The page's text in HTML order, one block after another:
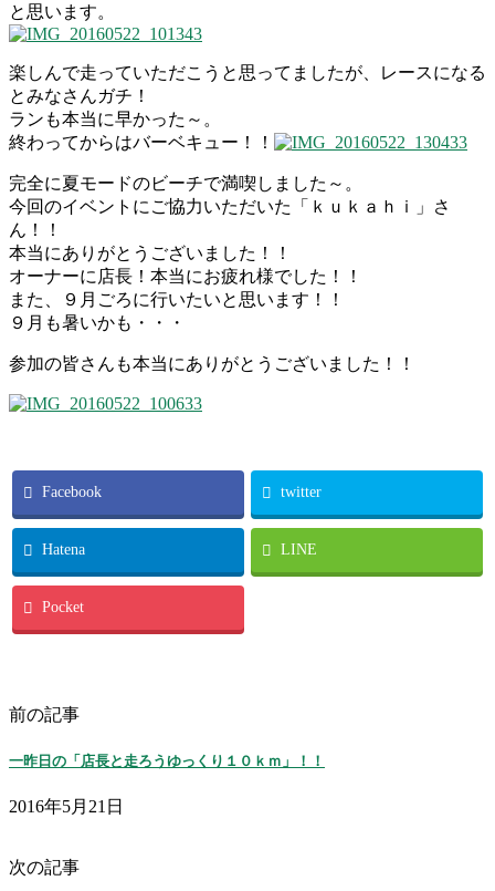
と思います。
楽しんで走っていただこうと思ってましたが、レースになる
とみなさんガチ！
ランも本当に早かった～。
終わってからはバーベキュー！！
完全に夏モードのビーチで満喫しました～。
今回のイベントにご協力いただいた「ｋｕｋａｈｉ」さ
ん！！
本当にありがとうございました！！
オーナーに店長！本当にお疲れ様でした！！
また、９月ごろに行いたいと思います！！
９月も暑いかも・・・
参加の皆さんも本当にありがとうございました！！
Facebook twitter
Hatena LINE
Pocket
前の記事
一昨日の「店長と走ろうゆっくり１０ｋｍ」！！
2016年5月21日
次の記事